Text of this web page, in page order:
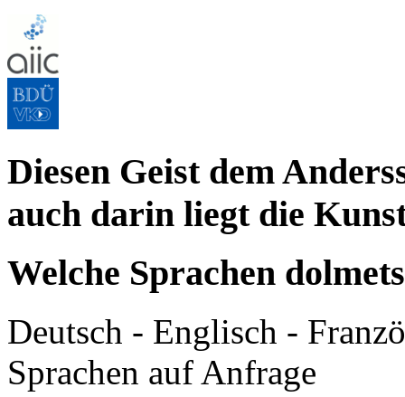
Diesen Geist dem
auch darin liegt die
Welche Sprachen
Deutsch - Englisch -
Sprachen auf Anfrage